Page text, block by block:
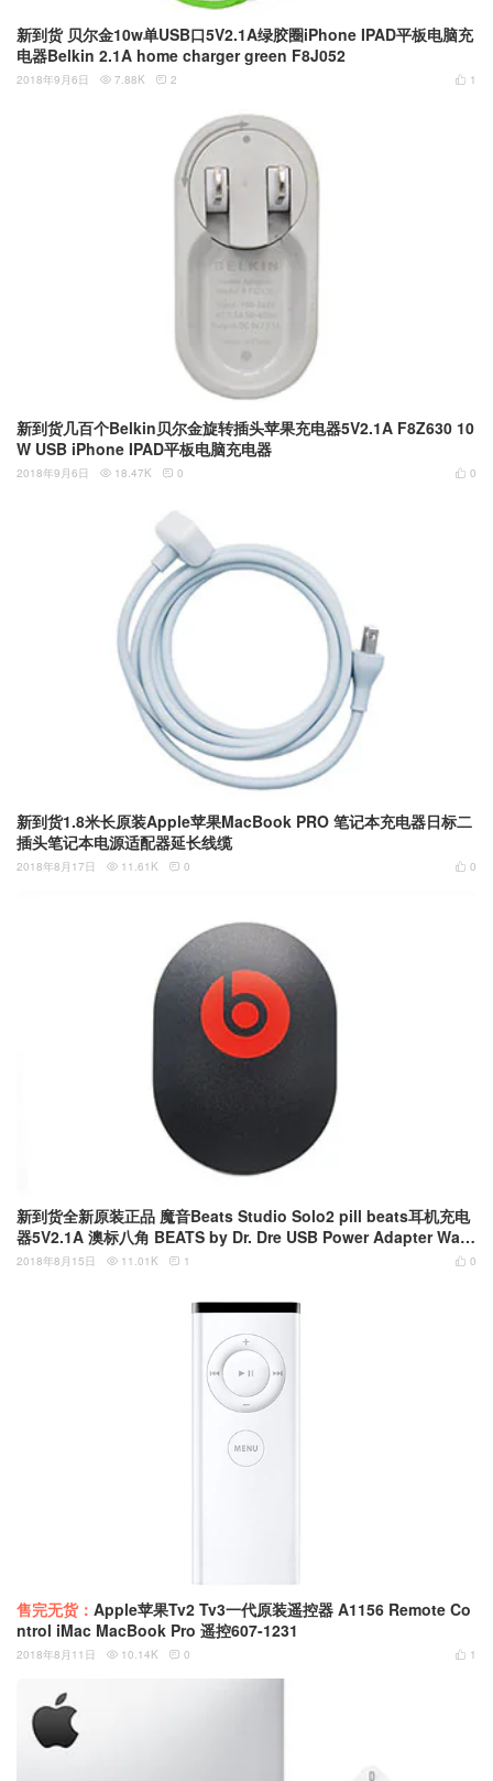
新到货 贝尔金10w单USB口5V2.1A绿胶圈iPhone IPAD平板电脑充
电器Belkin 2.1A home charger green F8J052
 1
2018年9月6日  7.88K  2
新到货几百个Belkin贝尔金旋转插头苹果充电器5V2.1A F8Z630 10
W USB iPhone IPAD平板电脑充电器
 0
2018年9月6日  18.47K  0
新到货1.8米长原装Apple苹果MacBook PRO 笔记本充电器日标二
插头笔记本电源适配器延长线缆
 0
2018年8月17日  11.61K  0
新到货全新原装正品 魔音Beats Studio Solo2 pill beats耳机充电
器5V2.1A 澳标八角 BEATS by Dr. Dre USB Power Adapter Wall
Charger 10W 5V B0507 苹果 iPhone IPad 充电器
 0
2018年8月15日  11.01K  1
售完无货： Apple苹果Tv2 Tv3一代原装遥控器 A1156 Remote Co
ntrol iMac MacBook Pro 遥控607-1231
 1
2018年8月11日  10.14K  0